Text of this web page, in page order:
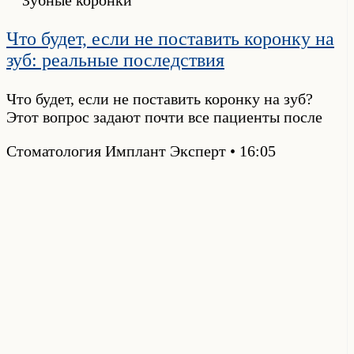
Что будет, если не поставить коронку на
зуб: реальные последствия
Что будет, если не поставить коронку на зуб?
Этот вопрос задают почти все пациенты после
Стоматология Имплант Эксперт
16:05